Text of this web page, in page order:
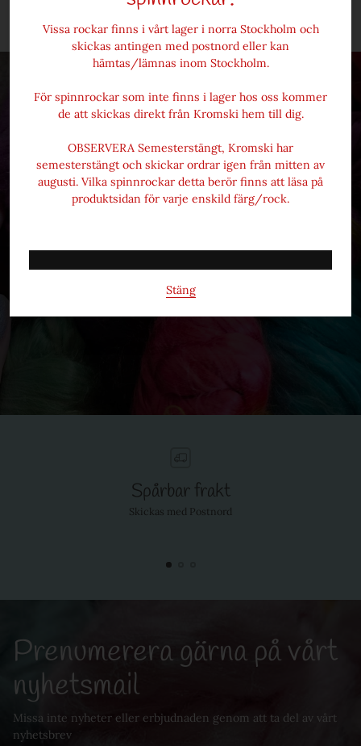
Vissa rockar finns i vårt lager i norra Stockholm och
skickas antingen med postnord eller kan
hämtas/lämnas inom Stockholm.
För spinnrockar som inte finns i lager hos oss kommer
de att skickas direkt från Kromski hem till dig.
OBSERVERA Semesterstängt, Kromski har
semesterstängt och skickar ordrar igen från mitten av
augusti. Vilka spinnrockar detta berör finns att läsa på
produktsidan för varje enskild färg/rock.
Stäng
Frakt och prisinformation
Spårbar frakt
Skickas med Postnord
Prenumerera gärna på vårt
nyhetsmail
Missa inte nyheter eller erbjudnaden genom att ta del av vårt
nyhetsbrev